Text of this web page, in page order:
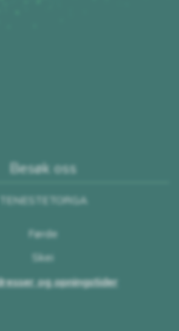
Besøk oss
TENESTETORGA
Førde
Skei
og opningstider